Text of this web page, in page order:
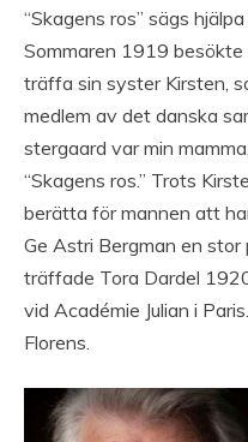
“Skagens ros” sägs
Sommaren 1919
träffa sin syster Kirsten,
medlem av det danska
stergaard var min
“Skagens ros.” Trots
berätta för mannen att
Ge Astri Bergman en
träffade Tora Dardel
vid Académie Julian i
Florens.